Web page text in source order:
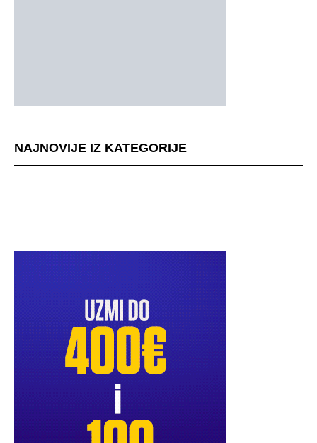
NAJNOVIJE IZ KATEGORIJE